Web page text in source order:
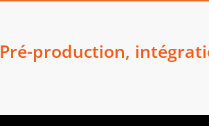
Pré-production,